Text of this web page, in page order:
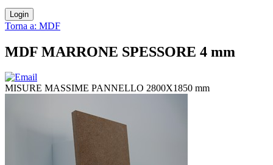
Torna a: MDF
MDF MARRONE SPESSORE 4 mm
MISURE MASSIME PANNELLO 2800X1850 mm